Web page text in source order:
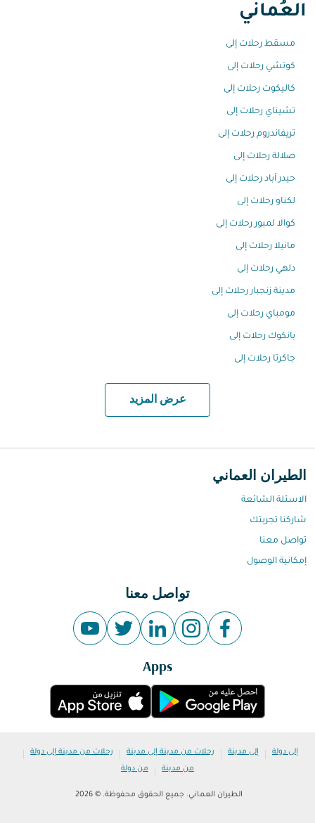
العُماني
مسقط رحلات إلى
كوتشي رحلات إلى
كاليكوت رحلات إلى
تشيناي رحلات إلى
تريفاندروم رحلات إلى
صلالة رحلات إلى
حيدر أباد رحلات إلى
لكناو رحلات إلى
كوالا لمبور رحلات إلى
مانيلا رحلات إلى
دلهي رحلات إلى
مدينة زنجبار رحلات إلى
مومباي رحلات إلى
بانكوك رحلات إلى
جاكرتا رحلات إلى
عرض المزيد
الطيران العماني
الاسئلة الشائعة
شاركنا تجربتك
تواصل معنا
إمكانية الوصول
تواصل معنا
Apps
إلى دولة | إلى مدينة | رحلات من مدينة إلى مدينة | رحلات من مدينة إلى دولة |
من مدينة | من دولة
الطيران العماني. جميع الحقوق محفوظة. © 2026